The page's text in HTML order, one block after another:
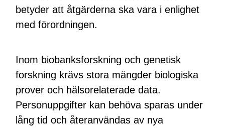
betyder att åtgärderna ska vara i enlighet
med förordningen.
Inom biobanksforskning och genetisk
forskning krävs stora mängder biologiska
prover och hälsorelaterade data.
Personuppgifter kan behöva sparas under
lång tid och återanvändas av nya